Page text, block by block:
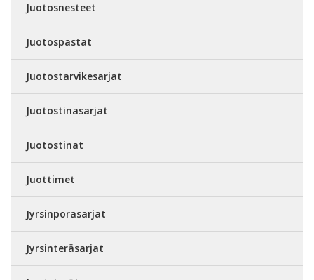
Juotosnesteet
Juotospastat
Juotostarvikesarjat
Juotostinasarjat
Juotostinat
Juottimet
Jyrsinporasarjat
Jyrsinteräsarjat